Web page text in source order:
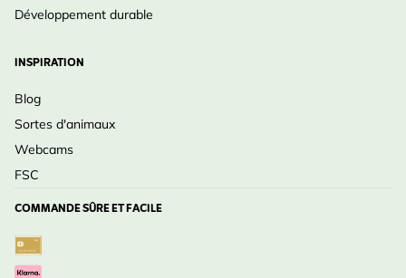
Développement durable
INSPIRATION
Blog
Sortes d'animaux
Webcams
FSC
COMMANDE SÛRE ET FACILE